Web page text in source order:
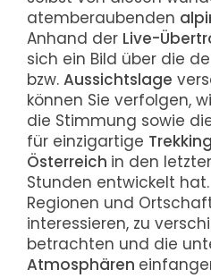
atemberaubenden
Anhand der Live-
sich ein Bild über die
bzw. Aussichtslage
können Sie verfolgen,
die Stimmung sowie
für einzigartige
Österreich in den
Stunden entwickelt
Regionen und
interessieren, zu
betrachten und die
Atmosphären